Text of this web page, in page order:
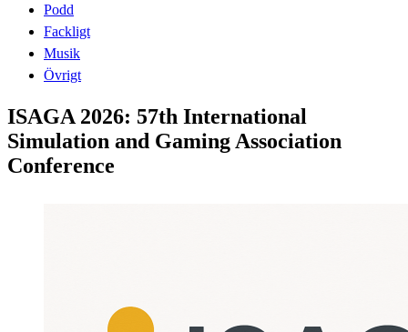
Podd
Fackligt
Musik
Övrigt
ISAGA 2026: 57th International
Simulation and Gaming Association
Conference